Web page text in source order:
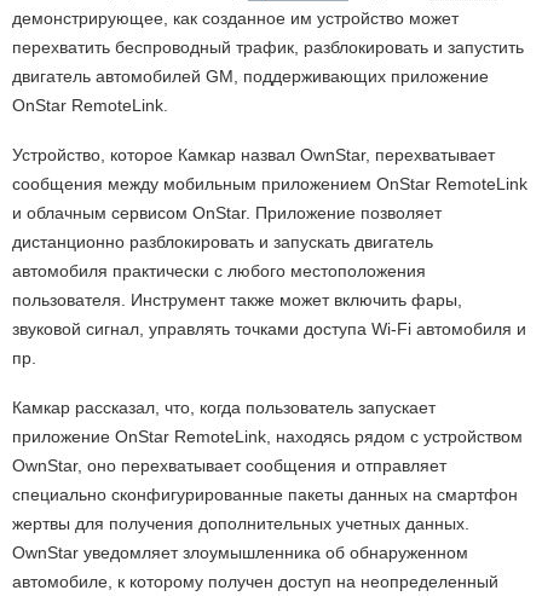
демонстрирующее, как созданное им устройство может
перехватить беспроводный трафик, разблокировать и запустить
двигатель автомобилей GM, поддерживающих приложение
OnStar RemoteLink.
Устройство, которое Камкар назвал OwnStar, перехватывает
сообщения между мобильным приложением OnStar RemoteLink
и облачным сервисом OnStar. Приложение позволяет
дистанционно разблокировать и запускать двигатель
автомобиля практически с любого местоположения
пользователя. Инструмент также может включить фары,
звуковой сигнал, управлять точками доступа Wi-Fi автомобиля и
пр.
Камкар рассказал, что, когда пользователь запускает
приложение OnStar RemoteLink, находясь рядом с устройством
OwnStar, оно перехватывает сообщения и отправляет
специально сконфигурированные пакеты данных на смартфон
жертвы для получения дополнительных учетных данных.
OwnStar уведомляет злоумышленника об обнаруженном
автомобиле, к которому получен доступ на неопределенный